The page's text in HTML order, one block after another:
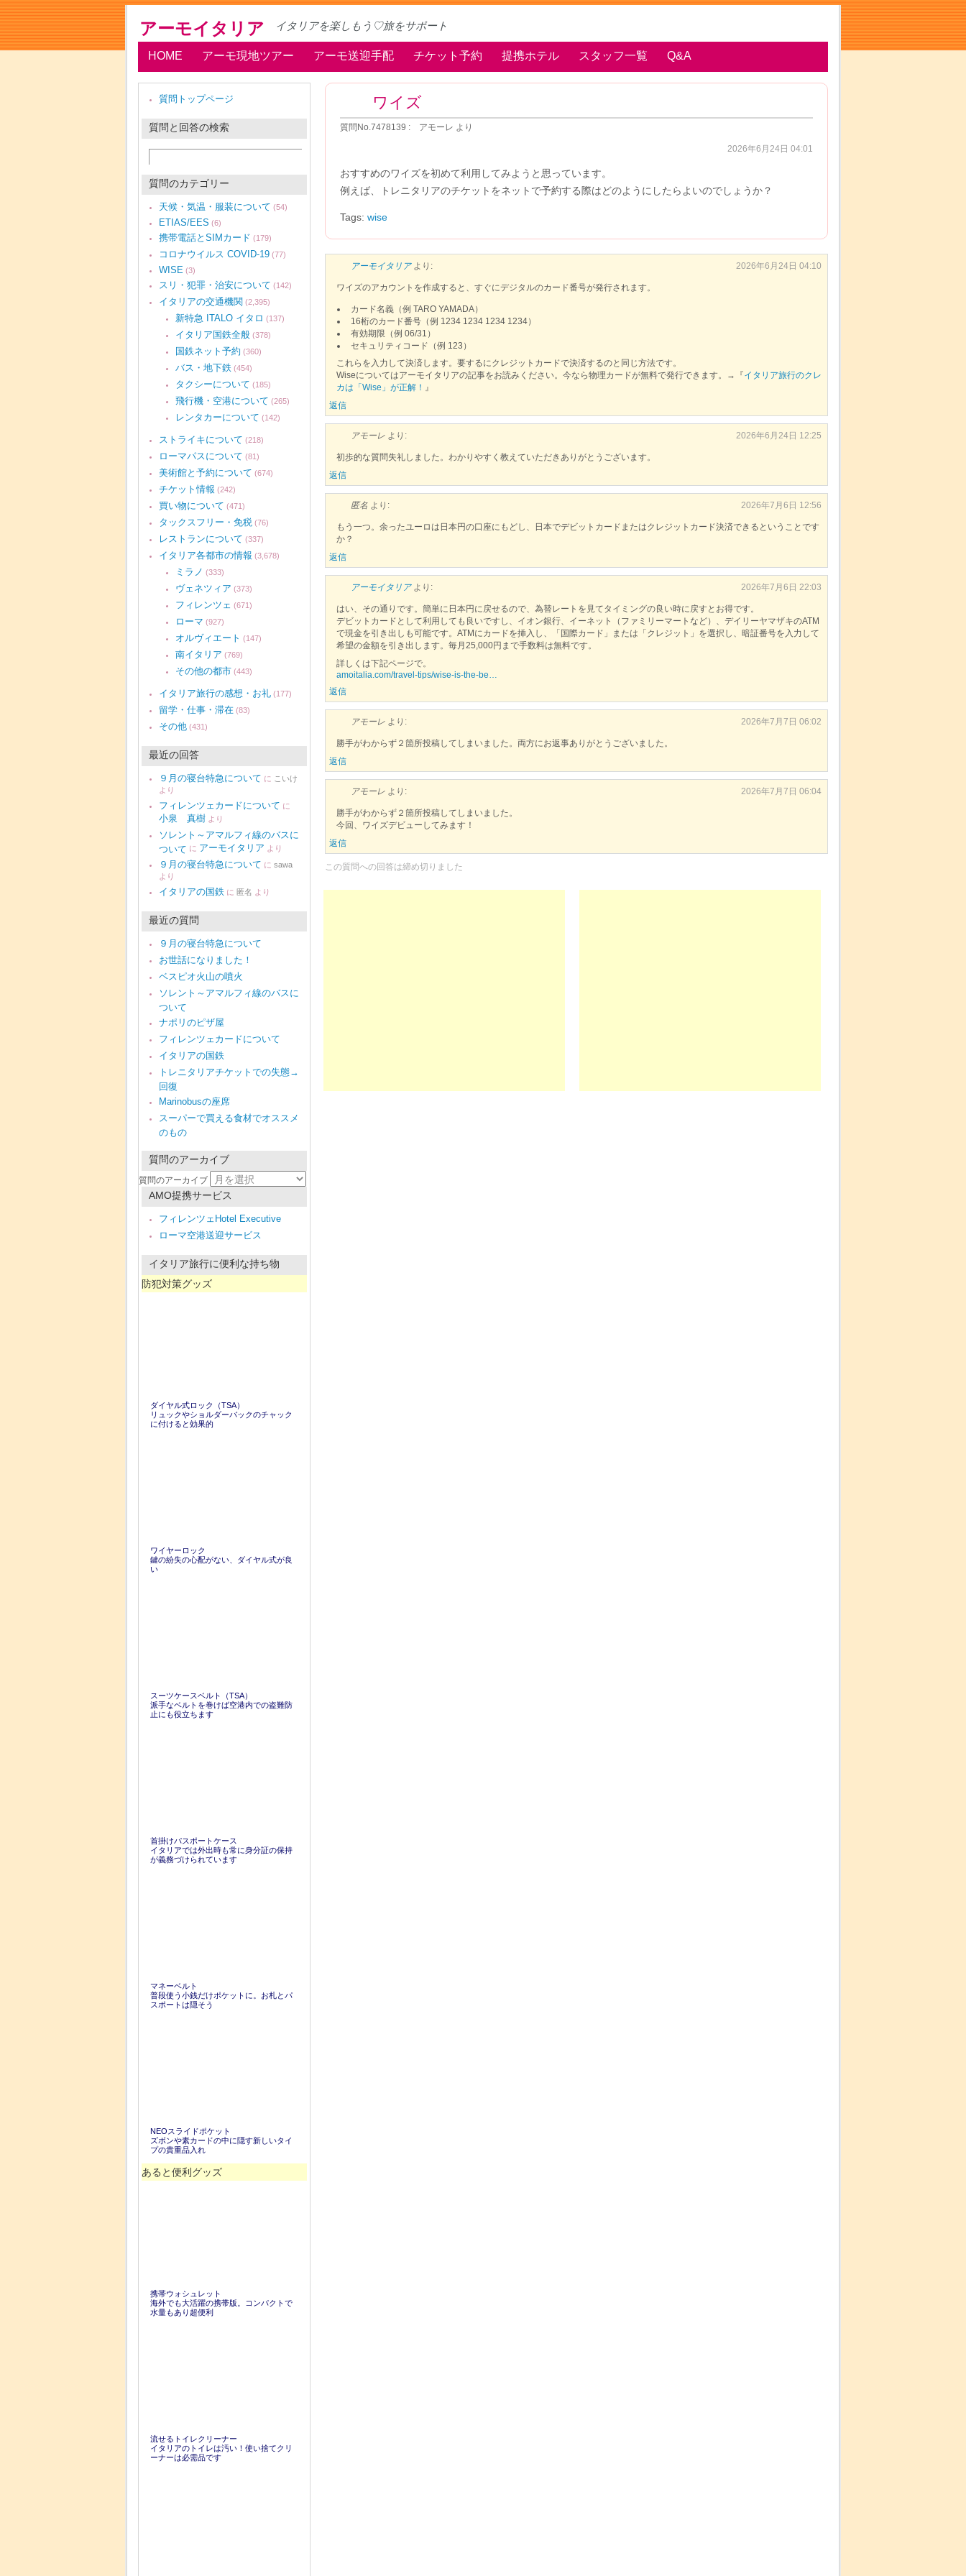
アーモイタリア イタリアを楽しもう♡旅をサポート
HOME アーモ現地ツアー アーモ送迎手配 チケット予約 提携ホテル スタッフ一覧 Q&A
ワイズ
質問No.7478139 : アモーレ より
2026年6月24日 04:01
おすすめのワイズを初めて利用してみようと思っています。
例えば、トレニタリアのチケットをネットで予約する際はどのようにしたらよいのでしょうか？
Tags: wise
アーモイタリア より: 2026年6月24日 04:10
ワイズのアカウントを作成すると、すぐにデジタルのカード番号が発行されます。
カード名義（例 TARO YAMADA）
16桁のカード番号（例 1234 1234 1234 1234）
有効期限（例 06/31）
セキュリティコード（例 123）
これらを入力して決済します。要するにクレジットカードで決済するのと同じ方法です。
Wiseについてはアーモイタリアの記事をお読みください。今なら物理カードが無料で発行できます。→『イタリア旅行のクレ
カは「Wise」が正解！ 』
返信
アモーレ より: 2026年6月24日 12:25
初歩的な質問失礼しました。わかりやすく教えていただきありがとうございます。
返信
匿名 より: 2026年7月6日 12:56
もう一つ。余ったユーロは日本円の口座にもどし、日本でデビットカードまたはクレジットカード決済できるということです
か？
返信
アーモイタリア より: 2026年7月6日 22:03
はい、その通りです。簡単に日本円に戻せるので、為替レートを見てタイミングの良い時に戻すとお得です。
デビットカードとして利用しても良いですし、イオン銀行、イーネット（ファミリーマートなど）、デイリーヤマザキのATM
で現金を引き出しも可能です。ATMにカードを挿入し、「国際カード」または「クレジット」を選択し、暗証番号を入力して
希望の金額を引き出します。毎月25,000円まで手数料は無料です。
詳しくは下記ページで。
amoitalia.com/travel-tips/wise-is-the-be…
返信
アモーレ より: 2026年7月7日 06:02
勝手がわからず２箇所投稿してしまいました。両方にお返事ありがとうございました。
返信
アモーレ より: 2026年7月7日 06:04
勝手がわからず２箇所投稿してしまいました。
今回、ワイズデビューしてみます！
返信
この質問への回答は締め切りました
質問トップページ
質問と回答の検索
質問のカテゴリー
天候・気温・服装について (54)
ETIAS/EES (6)
携帯電話とSIMカード (179)
コロナウイルス COVID-19 (77)
WISE (3)
スリ・犯罪・治安について (142)
イタリアの交通機関 (2,395)
新特急 ITALO イタロ (137)
イタリア国鉄全般 (378)
国鉄ネット予約 (360)
バス・地下鉄 (454)
タクシーについて (185)
飛行機・空港について (265)
レンタカーについて (142)
ストライキについて (218)
ローマパスについて (81)
美術館と予約について (674)
チケット情報 (242)
買い物について (471)
タックスフリー・免税 (76)
レストランについて (337)
イタリア各都市の情報 (3,678)
ミラノ (333)
ヴェネツィア (373)
フィレンツェ (671)
ローマ (927)
オルヴィエート (147)
南イタリア (769)
その他の都市 (443)
イタリア旅行の感想・お礼 (177)
留学・仕事・滞在 (83)
その他 (431)
最近の回答
９月の寝台特急について に こいけ
より
フィレンツェカードについて に
小泉 真樹 より
ソレント～アマルフィ線のバスに
ついて に アーモイタリア より
９月の寝台特急について に sawa
より
イタリアの国鉄 に 匿名 より
最近の質問
９月の寝台特急について
お世話になりました！
ベスピオ火山の噴火
ソレント～アマルフィ線のバスに
ついて
ナポリのピザ屋
フィレンツェカードについて
イタリアの国鉄
トレニタリアチケットでの失態→
回復
Marinobusの座席
スーパーで買える食材でオススメ
のもの
質問のアーカイブ
質問のアーカイブ
AMO提携サービス
フィレンツェHotel Executive
ローマ空港送迎サービス
イタリア旅行に便利な持ち物
防犯対策グッズ
ダイヤル式ロック（TSA）
リュックやショルダーバックのチャック
に付けると効果的
ワイヤーロック
鍵の紛失の心配がない、ダイヤル式が良
い
スーツケースベルト（TSA）
派手なベルトを巻けば空港内での盗難防
止にも役立ちます
首掛けパスポートケース
イタリアでは外出時も常に身分証の保持
が義務づけられています
マネーベルト
普段使う小銭だけポケットに。お札とパ
スポートは隠そう
NEOスライドポケット
ズボンや素カードの中に隠す新しいタイ
プの貴重品入れ
あると便利グッズ
携帯ウォシュレット
海外でも大活躍の携帯版。コンパクトで
水量もあり超便利
流せるトイレクリーナー
イタリアのトイレは汚い！使い捨てクリ
ーナーは必需品です